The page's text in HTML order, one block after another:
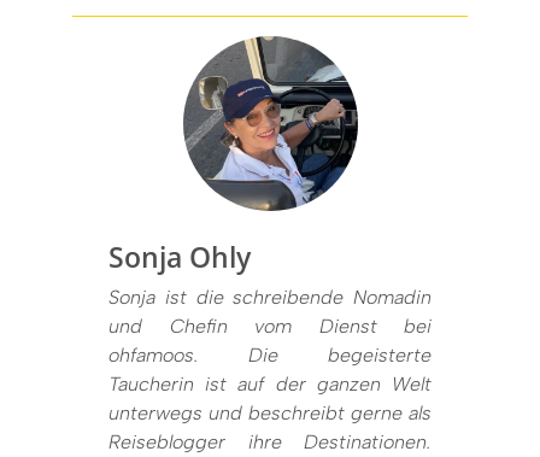
Sonja Ohly
Sonja ist die schreibende Nomadin
und Chefin vom Dienst bei
ohfamoos. Die begeisterte
Taucherin ist auf der ganzen Welt
unterwegs und beschreibt gerne als
Reiseblogger ihre Destinationen.